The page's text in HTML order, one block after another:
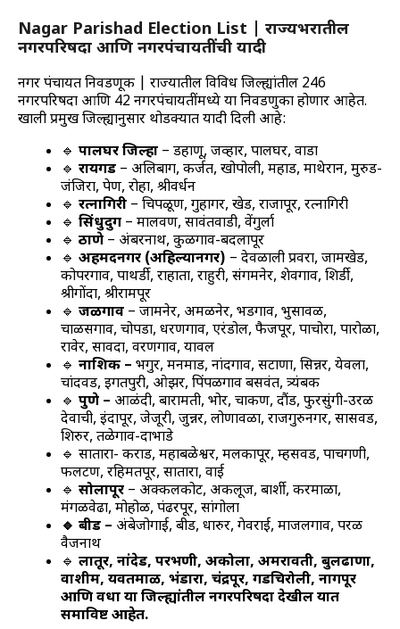
Nagar Parishad Election List | राज्यभरातील
नगरपरिषदा आणि नगरपंचायतींची यादी
नगर पंचायत निवडणूक | राज्यातील विविध जिल्ह्यांतील 246
नगरपरिषदा आणि 42 नगरपंचायतींमध्ये या निवडणुका होणार आहेत.
खाली प्रमुख जिल्ह्यानुसार थोडक्यात यादी दिली आहे:
🔹 पालघर जिल्हा – डहाणू, जव्हार, पालघर, वाडा
🔹 रायगड – अलिबाग, कर्जत, खोपोली, महाड, माथेरान, मुरुड-
जंजिरा, पेण, रोहा, श्रीवर्धन
🔹 रत्नागिरी – चिपळूण, गुहागर, खेड, राजापूर, रत्नागिरी
🔹 सिंधुदुर्ग – मालवण, सावंतवाडी, वेंगुर्ला
🔹 ठाणे – अंबरनाथ, कुळगाव-बदलापूर
🔹 अहमदनगर (अहिल्यानगर) – देवळाली प्रवरा, जामखेड,
कोपरगाव, पाथर्डी, राहाता, राहुरी, संगमनेर, शेवगाव, शिर्डी,
श्रीगोंदा, श्रीरामपूर
🔹 जळगाव – जामनेर, अमळनेर, भडगाव, भुसावळ,
चाळीसगाव, चोपडा, धरणगाव, एरंडोल, फैजपूर, पाचोरा, पारोळा,
रावेर, सावदा, वरणगाव, यावल
🔹 नाशिक – भगुर, मनमाड, नांदगाव, सटाणा, सिन्नर, येवला,
चांदवड, इगतपुरी, ओझर, पिंपळगाव बसवंत, त्र्यंबक
🔹 पुणे – आळंदी, बारामती, भोर, चाकण, दौंड, फुरसुंगी-उरळी
देवाची, इंदापूर, जेजूरी, जुन्नर, लोणावळा, राजगुरुनगर, सासवड,
शिरुर, तळेगाव-दाभाडे
🔹 सातारा- कराड, महाबळेश्वर, मलकापूर, म्हसवड, पाचगणी,
फलटण, रहिमतपूर, सातारा, वाई
🔹 सोलापूर – अक्कलकोट, अकलूज, बार्शी, करमाळा,
मंगळवेढा, मोहोळ, पंढरपूर, सांगोला
🔹 बीड – अंबेजोगाई, बीड, धारुर, गेवराई, माजलगाव, परळी
वैजनाथ
🔹 लातूर, नांदेड, परभणी, अकोला, अमरावती, बुलढाणा,
वाशीम, यवतमाळ, भंडारा, चंद्रपूर, गडचिरोली, नागपूर
आणि वर्धा या जिल्ह्यांतील नगरपरिषदा देखील यात
समाविष्ट आहेत.